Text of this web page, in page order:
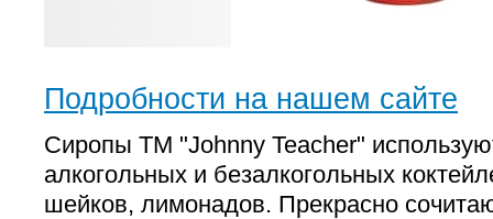
Подробности на нашем сайте
Сиропы ТМ "Johnny Teacher"
алкогольных и безалкогольных
шейков, лимонадов. Прекрасно